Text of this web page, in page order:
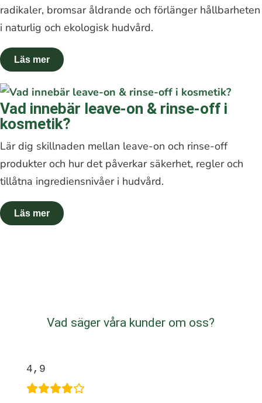
radikaler, bromsar åldrande och förlänger hållbarheten
i naturlig och ekologisk hudvård.
Vad innebär leave-on & rinse-off i
kosmetik?
Lär dig skillnaden mellan leave-on och rinse-off
produkter och hur det påverkar säkerhet, regler och
tillåtna ingrediensnivåer i hudvård.
Vad säger våra kunder om oss?
4,9